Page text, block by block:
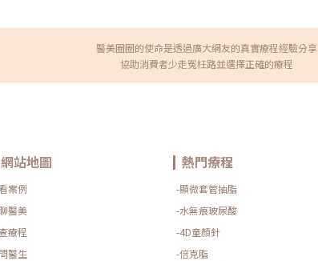
醫美圈圈的使命是透過廣大網友的真實療程經驗分享
協助消費者少走冤枉路並選擇正確的療程
網站地圖
案例
醫美
療程
醫生
熱門療程
-顯微套管抽脂
-水無痕玻尿酸
-4D童顏針
-倍克脂